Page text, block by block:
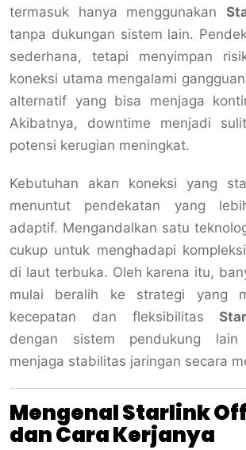
termasuk hanya menggunakan
tanpa dukungan sistem lain.
sederhana, tetapi menyimpan
koneksi utama mengalami
alternatif yang bisa menjaga
Akibatnya, downtime menjadi
potensi kerugian meningkat.
Kebutuhan akan koneksi yang
menuntut pendekatan yang
adaptif. Mengandalkan satu
cukup untuk menghadapi
di laut terbuka. Oleh karena itu,
mulai beralih ke strategi yang
kecepatan dan fleksibilitas
dengan sistem pendukung
menjaga stabilitas jaringan secara
Mengenal Starlink
dan Cara Kerjanya